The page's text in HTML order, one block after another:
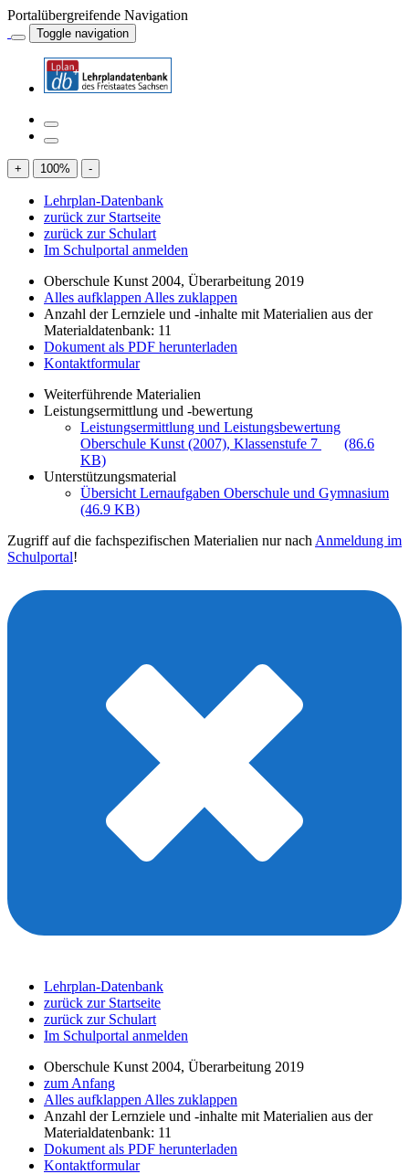
Portalübergreifende Navigation
Toggle navigation
+ 100% -
Lehrplan-Datenbank
zurück zur Startseite
zurück zur Schulart
Im Schulportal anmelden
Oberschule Kunst 2004, Überarbeitung 2019
Alles aufklappen Alles zuklappen
Anzahl der Lernziele und -inhalte mit Materialien aus der
Materialdatenbank: 11
Dokument als PDF herunterladen
Kontaktformular
Weiterführende Materialien
Leistungsermittlung und -bewertung
Leistungsermittlung und Leistungsbewertung
Oberschule Kunst (2007), Klassenstufe 7
(86.6
KB)
Unterstützungsmaterial
Übersicht Lernaufgaben Oberschule und Gymnasium
(46.9 KB)
Zugriff auf die fachspezifischen Materialien nur nach Anmeldung im
Schulportal!
Lehrplan-Datenbank
zurück zur Startseite
zurück zur Schulart
Im Schulportal anmelden
Oberschule Kunst 2004, Überarbeitung 2019
zum Anfang
Alles aufklappen Alles zuklappen
Anzahl der Lernziele und -inhalte mit Materialien aus der
Materialdatenbank: 11
Dokument als PDF herunterladen
Kontaktformular